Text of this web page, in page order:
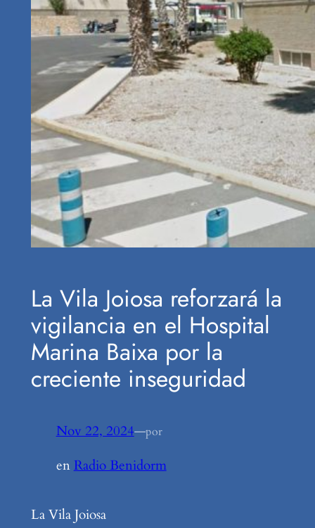
La Vila Joiosa reforzará la
vigilancia en el Hospital
Marina Baixa por la
creciente inseguridad
Nov 22, 2024—por
en Radio Benidorm
La Vila Joiosa